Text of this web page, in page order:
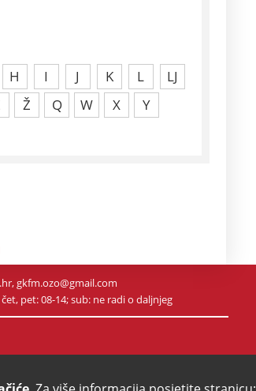
H I J K L
LJ
Ž Q W X Y
gkfm.ozo@gmail.com
pet: 08-14; sub: ne radi o daljnjeg
/ KONTAKTIRAJTE NAS